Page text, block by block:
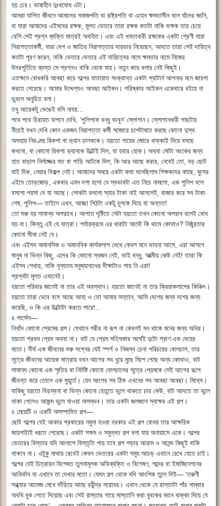
হয় ঢের। ভাষাহীন দুঃখবোধ এটা।
আমরা যাপিত জীবনে আমাদের সমাজপতি বা রাষ্ট্রপতি বা এহেন ক্ষমতাসীন বলে যাঁদের জানি,
বা যারা আমাদের এইসবের রক্ষক, মূলত ভেতরে তারা রক্ষক কতটা নাকি ভক্ষক তার চেয়ে
বেশি সেই প্রশ্ন ব্যক্তি মাত্রই অবহিত। এবং এই খমতাধারী রক্ষকের একটা শ্রেণী যারা
নিরাপত্তাকর্মী, যারা দেশ ও জাতির নিরাপত্তার দায়ভার নিয়েছেন, আদতে তারা সেই দায়িত্ব
কতটা পূরণ করেন, নাকি ভেতরে ভেতরে এই দায়িত্বের নামে ক্ষমতার নামে নিজের
উদরপূর্তিতে ব্যস্ত সে প্রশ্নও বাকি থেকে যায়। নতুন করে বলার নেই কিছুই।
এতক্ষনে বোধকরি আবছা করে গল্পের যাতায়াত সংক্রান্ত একটা প্যাটার্ন আপনার মনে জায়গা
করতে পেরেছে। আমার উদ্দেশ্যও আবছা আইকন। পরিষ্কার আইকন একেবারে বইয়ে না
ডুবলে অনুচিত বলা।
তবু আরেকটু ভেঙেই বলি নাহয়...
পথে পথে চিরায়ত যাপনে দেখি, ‘পুলিশকে বন্ধু ভাবুন’ স্লোগান। স্লোগানধারী গাছটার
নীচেই যখন দেখি কোন একজন নিরাপত্তা কর্মী সজোরে চপেটাঘাত করছে কোনো দুস্থ
অসহায় নিরণ্ময় রিকশা বা ভ‍্যান চালককে। হয়তো গায়ের জোরে ধাক্কাই দিয়ে বসছে
কখনো, বা কোনো রিকশা ভ‍্যানকে উল্টেই দিল, যা হবার হোক। অথবা মোটা অংকের জন্য
হাত বাড়াল নির্লজ্জের মত বা গাড়ি আটকে দিল, কি আর আছে করার, নেবেই তো, বড় ছোট
যাই দিক, নেয়ার বিকল্প নেই। আমাদের সময়ে একটা কথা শুনেছিলাম শিক্ষকদের কাছে, ঘুসের
এইযে তোড়জোড়, একবার এমন দশা হলো যে স্বভাবটা এত নিচে নামলো, এক পুলিশ বলে
বসলো পয়সা দে যা আছে। লোকটা বললো স্যার টাকা নাই আসলেই, বাজার করে সব টাকা
শেষ, পুলিশ― তাইলে এখন, আচ্ছা পিঠটা একটু চুলকে দিয়ে যা অন্তত!
তো শুরু হয় সামান্য অপরাধে। আপাত দৃষ্টিতে সেটা হয়তো তখন কোনো অপরাধ বলেই বোধ
হয় না। কিন্তু এই যে যাত্রা। পর্যায়ক্রমে এর ধারাটা আদৌ কি থামে কোথাও? নিষ্ঠুরতার
কোনো সীমা নেই যে।
এবং এইসব অমানসিক ও অমানবিক কার্যকলাপ দেখে কেবল মনে ভাবনা আসে, এরা আসলে
মানুষ না ভিন্ন কিছু, এদের কি কোনো স্বজন নেই, ভাই বন্ধু, আত্মীয় কেউ নেই! তারা কি
এইসব শেখায়, নাকি নূন্যতম মনুষ্যবোধের দীক্ষাটাও পায় নি এরা!
প্রশ্নটা মূলত এখানেই।
হয়তো পরিবার জানেই না তার এই অবস্থান। হয়তো জানেই না তার ক্রিয়াকলাপের কিঞ্চিৎ।
হয়তো তারা ভেবে বসে আছে আহা ও তো আমার সন্তান, আমি দেশের জন্য দশের জন্য
করেছি, ও কি এর উল্টোটা করতে পারে!...
৪.পার্সেল―
নিখাঁদ কোনো প্রেমের গল্প। যেখানে শরীর না রূপ না কেবলই মন থাকে মনের জন্য অধির।
হয়তো প্রথম প্রেম অথবা না। বাট যে প্রেম সত্যিকার অর্থেই দুটো প্রাণ এক দেহের
মতো। দীর্ঘ এক জীবনের শুরু লগ্নের যেই স্পর্শ ও নিজস্ব চেনা পরিচয়ের বোলচাল, তার
সূত্রে জীবনের আরেক মাত্রায় যখন আগের সব ধুয়ে মুছে মিশে গেছে অন্য কোথাও, বাট
সামান্য কোনো এক স্মৃতির বা নির্দিষ্ট কোনো বোলচালের সূত্রে প্রেমকে সেই আগের রূপে
জীবন্ত করে তোলে এক মুহূর্তে। যেন আগের সব ঠিক এখনের সব আবছা আবছা। মিথ্যে।
যাকিছু হয়তো বিড়ম্বনা বা ভিন্ন কোনো হেতুতে ভুলে থাকতে চায় কেউ, বাট আদতে তা ভুলে
থাকা গেলেও আজন্ম ভুলে যাওয়া অসম্ভব। তার একটা জলজলে স্বাক্ষর এই গল্প।
৫.মেয়েটি ও একটি অসম্পাদিত গল্প―
ছোট গল্পের যেই আকার প্রকারের নমুনা হওয়া দরকার এই গল্প বোধয় তার আক্ষরিক
জায়গাটাই ধরতে পেরেছে। একটা সক্ষম ও সমুন্নত গল্প বলা যায় অনায়াসে একে। গল্পের
ভেতরের বিস্তার যদি আলাপে বিস্তৃতি পায় তবে গল্প পড়ার আরাম ও আনন্দ কিছুই বাকি
থাকবে না। এটুকু মাথায় রেখেই কেবল ভেতরের একটা সমূহ আচড় এখানে রেখে যেতে চাই।
গল্পের যেই চিত্রায়ন বিশেষত তুলনামূলক অভিব্যক্তি ও বিশেষণ, শব্দের বা ইমাজিনেশনের
আবির্ভাব যা এখানে তা দেখার মতো। যেমন গল্প থেকে যদি আংশিক তুলে দিই― ‘তরুণী
সন্ধ্যার আমেজ মেখে দাঁড়িয়ে আছে রবীন্দ্র সরোবর। এখান থেকে যে রাস্তাটা পাঁচ নাম্বার
অবধি বুক পেতে দিয়েছে এবং সেই রাস্তার গায়ে মাস্তানি করা যুবকের মতন ধাক্কা দিয়ে যে